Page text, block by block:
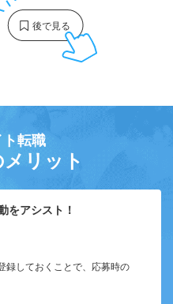
ト転職
リット
をアシスト！
録しておくことで、応募時の